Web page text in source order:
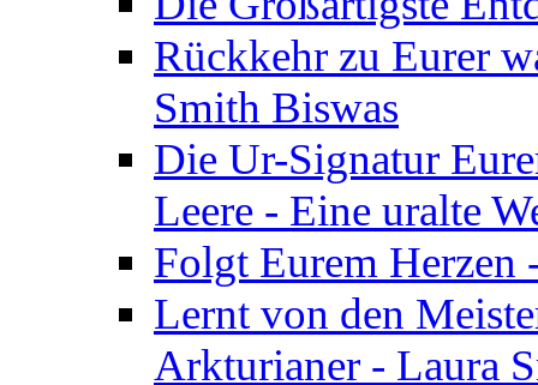
Rückkehr zu Eurer
Smith Biswas
Die Ur-Signatur
Leere - Eine uralte
Folgt Eurem
Lernt von den
Arkturianer - Laura